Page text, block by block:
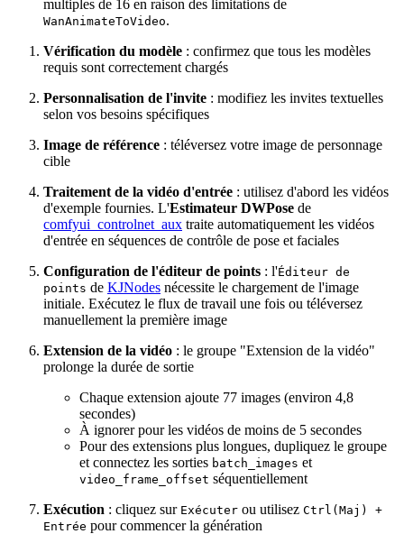
multiples de 16 en raison des limitations de
WanAnimateToVideo.
Vérification du modèle : confirmez que tous les modèles
requis sont correctement chargés
Personnalisation de l'invite : modifiez les invites textuelles
selon vos besoins spécifiques
Image de référence : téléversez votre image de personnage
cible
Traitement de la vidéo d'entrée : utilisez d'abord les vidéos
d'exemple fournies. L'Estimateur DWPose de
comfyui_controlnet_aux traite automatiquement les vidéos
d'entrée en séquences de contrôle de pose et faciales
Configuration de l'éditeur de points : l'Éditeur de
points de KJNodes nécessite le chargement de l'image
initiale. Exécutez le flux de travail une fois ou téléversez
manuellement la première image
Extension de la vidéo : le groupe "Extension de la vidéo"
prolonge la durée de sortie
Chaque extension ajoute 77 images (environ 4,8
secondes)
À ignorer pour les vidéos de moins de 5 secondes
Pour des extensions plus longues, dupliquez le groupe
et connectez les sorties batch_images et
video_frame_offset séquentiellement
Exécution : cliquez sur Exécuter ou utilisez Ctrl(Maj) +
Entrée pour commencer la génération